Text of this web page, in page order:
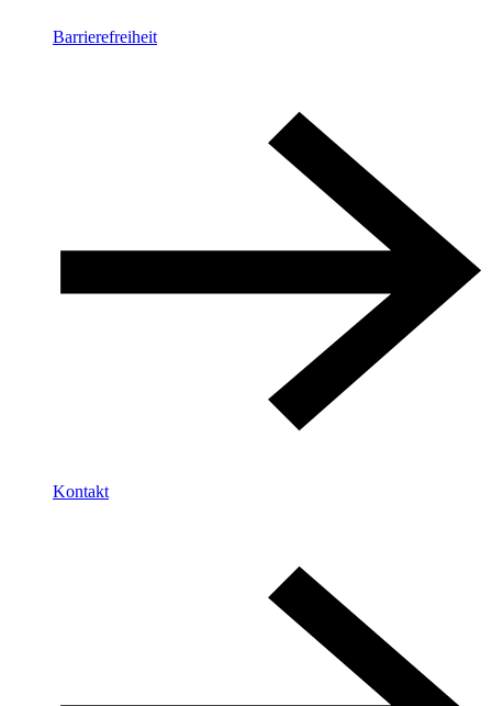
Barrierefreiheit
Kontakt